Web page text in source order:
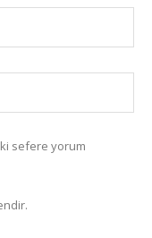
sefere yorum